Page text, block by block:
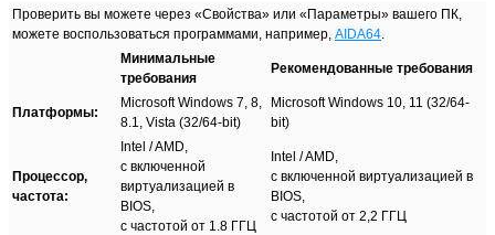
Проверить вы можете через «Свойства» или «Параметры» вашего ПК,
можете воспользоваться программами, например, AIDA64.
Минимальные
требования
Рекомендованные требования
Платформы:
Microsoft Windows 7, 8,
8.1, Vista (32/64-bit)
Microsoft Windows 10, 11 (32/64-
bit)
Процессор,
частота:
Intel / AMD,
с включенной
виртуализацией в
BIOS,
с частотой от 1.8 ГГЦ
Intel / AMD,
с включенной виртуализацией в
BIOS,
с частотой от 2,2 ГГЦ